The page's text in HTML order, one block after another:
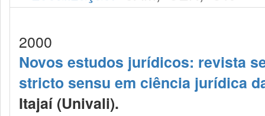
2000
Novos estudos jurídicos: revista
stricto sensu em ciência jurídica
Itajaí (Univali).